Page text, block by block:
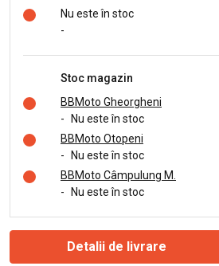
Nu este în stoc
-
Stoc magazin
BBMoto Gheorgheni
-
Nu este în stoc
BBMoto Otopeni
-
Nu este în stoc
BBMoto Câmpulung M.
-
Nu este în stoc
Detalii de livrare